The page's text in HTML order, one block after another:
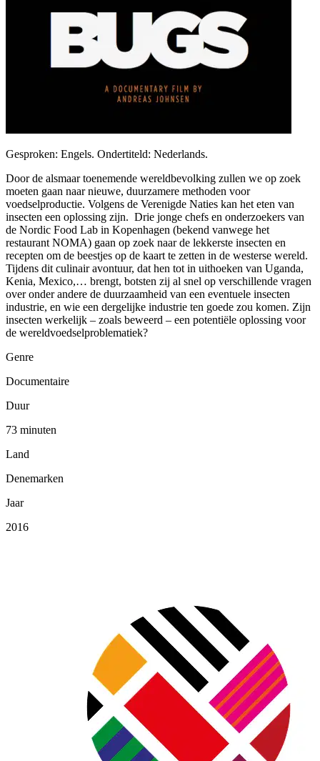
Gesproken: Engels. Ondertiteld: Nederlands.
Door de alsmaar toenemende wereldbevolking zullen we op zoek
moeten gaan naar nieuwe, duurzamere methoden voor
voedselproductie. Volgens de Verenigde Naties kan het eten van
insecten een oplossing zijn. Drie jonge chefs en onderzoekers van
de Nordic Food Lab in Kopenhagen (bekend vanwege het
restaurant NOMA) gaan op zoek naar de lekkerste insecten en
recepten om de beestjes op de kaart te zetten in de westerse wereld.
Tijdens dit culinair avontuur, dat hen tot in uithoeken van Uganda,
Kenia, Mexico,… brengt, botsten zij al snel op verschillende vragen
over onder andere de duurzaamheid van een eventuele insecten
industrie, en wie een dergelijke industrie ten goede zou komen. Zijn
insecten werkelijk – zoals beweerd – een potentiële oplossing voor
de wereldvoedselproblematiek?
Genre
Documentaire
Duur
73 minuten
Land
Denemarken
Jaar
2016